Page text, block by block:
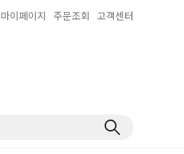
마이페이지 주문조회 고객센터